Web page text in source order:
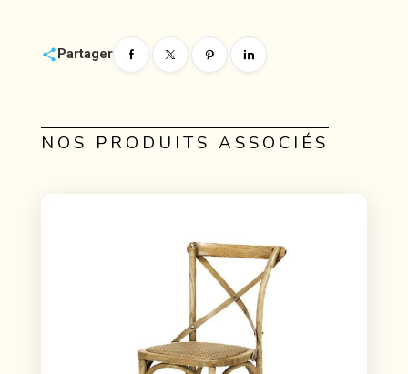
share Partager
NOS PRODUITS ASSOCIÉS